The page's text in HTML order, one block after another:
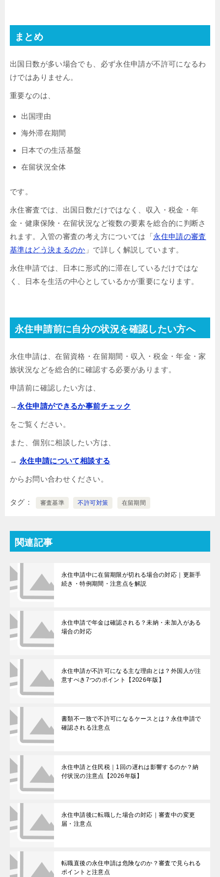
まとめ
出国日数が多い場合でも、必ず永住申請が不許可になるわ
けではありません。
重要なのは、
出国理由
海外滞在期間
日本での生活基盤
在留状況全体
です。
永住審査では、出国日数だけではなく、収入・税金・年
金・健康保険・在留状況など複数の要素を総合的に判断さ
れます。入管の審査の考え方については「永住申請の審査
基準はどう決まるのか 」で詳しく解説しています。
永住申請では、日本に形式的に滞在しているだけではな
く、日本を生活の中心としているかが重要になります。
永住申請前に自分の状況を確認したい方へ
永住申請は、在留資格・在留期間・収入・税金・年金・家
族状況などを総合的に確認する必要があります。
申請前に確認したい方は、
→永住申請ができるか事前チェック
をご覧ください。
また、個別に相談したい方は、
→ 永住申請について相談する
からお問い合わせください。
タグ 審査基準 不許可対策 在留期間
関連記事
永住申請中に在留期限が切れる場合の対応｜更新手
続き・特例期間・注意点を解説
永住申請で年金は確認される？未納・未加入がある
場合の対応
永住申請が不許可になる主な理由とは？外国人が注
意すべき7つのポイント【2026年版】
書類不一致で不許可になるケースとは？永住申請で
確認される注意点
永住申請と住民税｜1回の遅れは影響するのか？納
付状況の注意点【2026年版】
永住申請後に転職した場合の対応｜審査中の変更
届・注意点
転職直後の永住申請は危険なのか？審査で見られる
ポイントと注意点